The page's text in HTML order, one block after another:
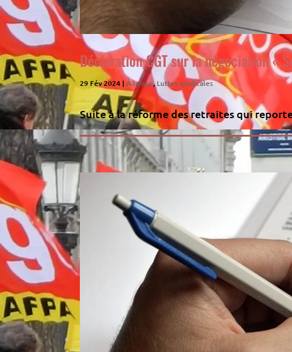
Déclaration CGT sur la négociation «
29 Fév 2024 |À la une,Luttes syndicales
Suite à la réforme des retraites qui